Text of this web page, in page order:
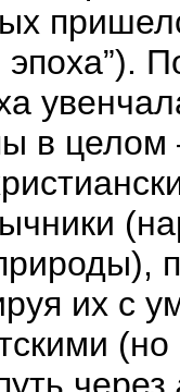
в целом
их с